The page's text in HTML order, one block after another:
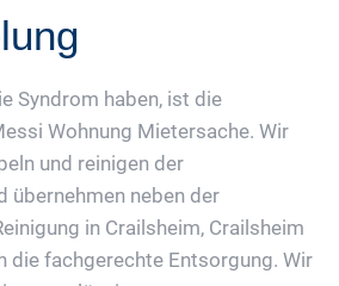
Syndrom haben, ist die
Wohnung Mietersache. Wir
und reinigen der
übernehmen neben der
in Crailsheim, Crailsheim
die fachgerechte Entsorgung. Wir